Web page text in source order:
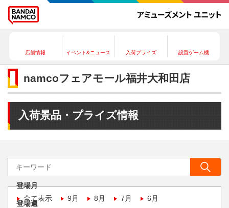
店舗情報 イベント&ニュース 入荷プライズ 設置ゲーム機
namcoフェアモール福井大和田店
入荷景品・プライズ情報
登場月
全て表示
9月 8月 7月 6月
登場週